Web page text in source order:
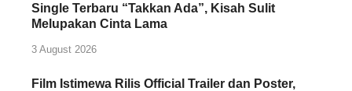
Single Terbaru “Takkan Ada”, Kisah Sulit
Melupakan Cinta Lama
3 August 2026
Film Istimewa Rilis Official Trailer dan Poster,